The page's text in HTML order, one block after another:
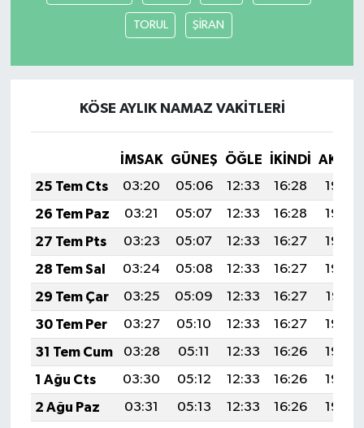
TORUL ŞİRAN
KÖSE AYLIK NAMAZ VAKITLERI
İMSAK GÜNEŞ ÖĞLE İKINDI
25 Tem Cts
03:20 05:06 12:33 16:28
19:50
26 Tem Paz
03:21 05:07 12:33 16:28
19:49
27 Tem Pts
03:23 05:07 12:33 16:27
19:49
28 Tem Sal
03:24 05:08 12:33 16:27
19:48
29 Tem Çar
03:25 05:09 12:33 16:27
19:47
30 Tem Per
03:27 05:10 12:33 16:27
19:46
31 Tem Cum
03:28 05:11 12:33 16:26
19:45
1 Ağu Cts
03:30 05:12 12:33 16:26
19:44
2 Ağu Paz
03:31 05:13 12:33 16:26
19:43